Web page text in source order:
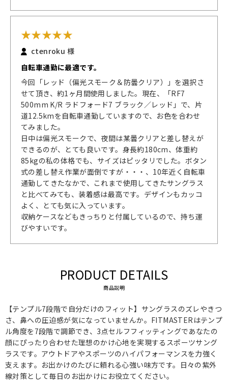
★★★★★
ctenroku 様
自転車通勤に最適です。
今回「レッド（偏光スモーク＆防曇クリア）」を選択さ
せて頂き、約1ヶ月間使用しました。現在、「RF7
500mm K/R ラドフォード7 ブラック／レッド」で、片
道12.5kmを自転車通勤していますので、お色を合わせ
てみました。
日中は偏光スモークで、夜間は某曇クリアと差し替えが
できるのが、とても良いです。身長約180cm、体重約
85kgの私の体格でも、サイズはピッタリでした。ボタン
式の差し替え作業が面倒ですが・・・、10年近く自転車
通勤してきたなかで、これまで使用してきたサングラス
と比べてみても、装着感は最高です。デザインもカッコ
よく、とても気に入っています。
収納ケースなどもきっちりと付属しているので、持ち運
びやすいです。
PRODUCT DETAILS
商品説明
【テンプル7段階で自分だけのフィット】サングラスのズレやきつ
さ、鼻への圧迫感が気になっていませんか。FITMASTERはテンプ
ル角度を7段階で調節でき、3点セルフフィッティングであなたの
顔にぴったり合わせた理想のかけ心地を実現するスポーツサング
ラスです。アウトドアやスポーツのハイパフォーマンスを力強く
支えます。お出かけのたびに頼れる心強い味方です。日々の紫外
線対策として毎日のお出かけにお役立てください。